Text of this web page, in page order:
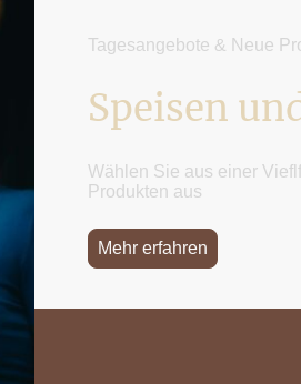
Tagesangebote & Neue
Speisen
Wählen Sie aus einer
Produkten aus
Mehr erfahren